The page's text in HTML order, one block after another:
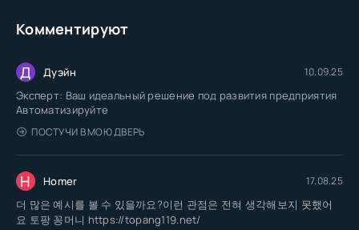
Комментируют
Д Дуэйн 10.09.25
Эксперт: Ваш идеальный решение под развития предприятия
Автоматизируйте
ПОСТУЧИ В МОЮ ДВЕРЬ
H Homer 17.08.25
더 많은 예시를 볼 수 있을까요?이런 관점은 전혀 생각해보지 못했어
요 토팡 꽁머니 https://topang119.net/